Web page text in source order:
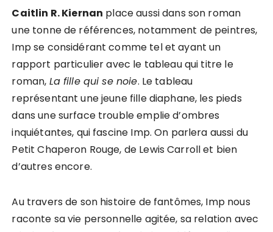
Caitlin R. Kiernan place aussi dans son roman
une tonne de références, notamment de peintres,
Imp se considérant comme tel et ayant un
rapport particulier avec le tableau qui titre le
roman, La fille qui se noie. Le tableau
représentant une jeune fille diaphane, les pieds
dans une surface trouble emplie d’ombres
inquiétantes, qui fascine Imp. On parlera aussi du
Petit Chaperon Rouge, de Lewis Carroll et bien
d’autres encore.
Au travers de son histoire de fantômes, Imp nous
raconte sa vie personnelle agitée, sa relation avec